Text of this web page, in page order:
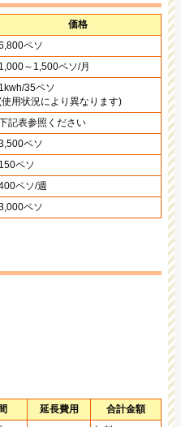
価格
ペソ
1,000～1,500ペソ/月
1kwh/35ペソ
使用状況により異なります)
記表参照ください
ペソ
150ペソ
ペソ/週
ペソ
延長費用
合計金額